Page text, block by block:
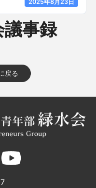
2025年8月23日
事録
戻る